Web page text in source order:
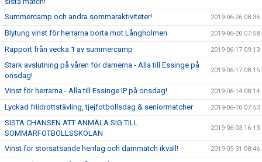
Summercamp och andra sommaraktiviteter! 2019-06-26 08:36
Blytung vinst för herrarna borta mot Långholmen 2019-06-20 07:58
Rapport från vecka 1 av summercamp 2019-06-17 09:13
Stark avslutning på våren för damerna - Alla till Essinge på
onsdag!
2019-06-17 08:15
Vinst för herrarna - Alla till Essinge IP på onsdag! 2019-06-14 08:14
Lyckad friidrottstävling, tjejfotbollsdag & seniormatcher 2019-06-10 07:53
SISTA CHANSEN ATT ANMÄLA SIG TILL
SOMMARFOTBOLLSSKOLAN
2019-06-03 16:13
Vinst för storsatsande herrlag och dammatch ikväll! 2019-05-31 08:46